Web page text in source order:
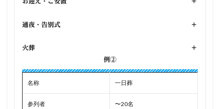
通夜・告別式 +
火葬
+
例②
名称 一日葬
参列者 〜20名